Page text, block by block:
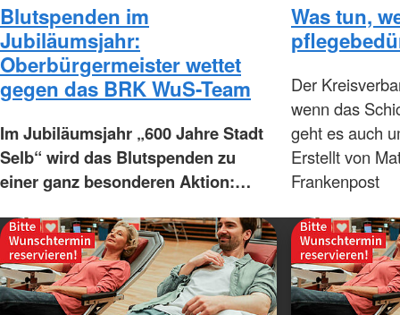
Blutspenden im
Jubiläumsjahr:
Oberbürgermeister wettet
gegen das BRK WuS-Team
Im Jubiläumsjahr „600 Jahre Stadt
Selb“ wird das Blutspenden zu
einer ganz besonderen Aktion:…
Was tun,
Der
wenn das
geht es auch
Erstellt von
Frankenpost